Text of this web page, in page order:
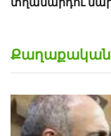
Քաղաքական